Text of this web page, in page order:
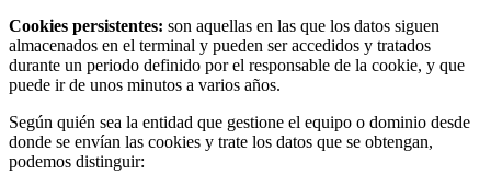
Cookies persistentes: son aquellas en las que los datos siguen
almacenados en el terminal y pueden ser accedidos y tratados
durante un periodo definido por el responsable de la cookie, y que
puede ir de unos minutos a varios años.
Según quién sea la entidad que gestione el equipo o dominio desde
donde se envían las cookies y trate los datos que se obtengan,
podemos distinguir: